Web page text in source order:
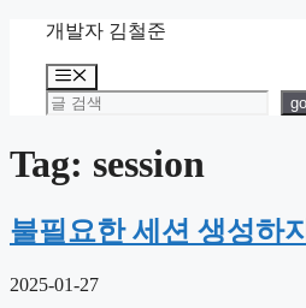
content
개발자 김철준
Menu
검색 go
Tag: session
불필요한 세션 생성하
2025-01-27